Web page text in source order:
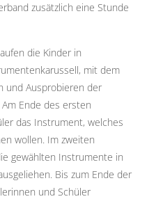
zusätzlich eine Stunde
die Kinder in
mit dem
und Ausprobieren der
Ende des ersten
das Instrument, welches
wollen. Im zweiten
gewählten Instrumente in
Bis zum Ende der
und Schüler